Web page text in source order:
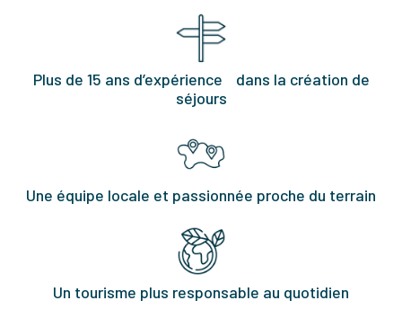
Plus de 15 ans d’expérience dans la création de
séjours
Une équipe locale et passionnée proche du terrain
Un tourisme plus responsable au quotidien